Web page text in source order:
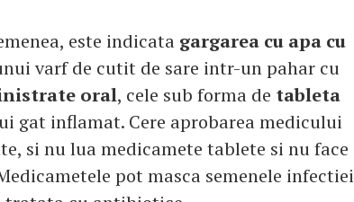
este indicata gargarea cu apa cu
varf de cutit de sare intr-un pahar cu
oral, cele sub forma de tableta
gat inflamat. Cere aprobarea medicului
si nu lua medicamete tablete si nu face
pot masca semenele infectiei